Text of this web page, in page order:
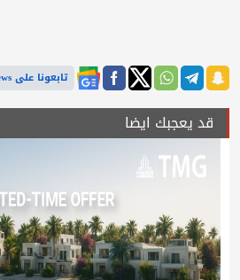
تابعونا على Google News
قد يعجبك ايضا